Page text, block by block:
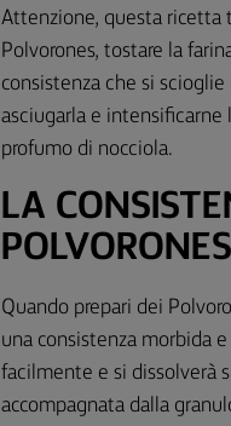
Attenzione, questa ricetta
Polvorones, tostare la
consistenza che si
asciugarla e intensificarne
profumo di nocciola.
LA
POLVORONES
Quando prepari dei
una consistenza morbida
facilmente e si dissolverà
accompagnata dalla